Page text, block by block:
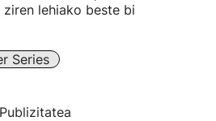
lehiako beste bi
Series
Publizitatea